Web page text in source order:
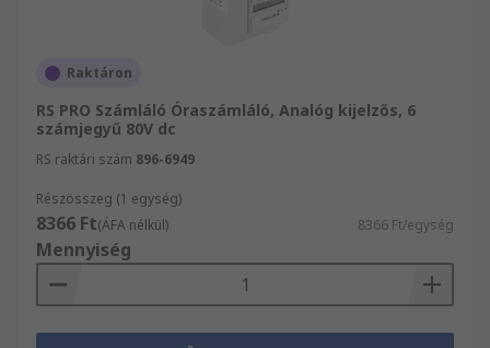
Raktáron
RS PRO Számláló Óraszámláló, Analóg kijelzős, 6
számjegyű 80V dc
RS raktári szám 896-6949
Részösszeg (1 egység)
8366 Ft(ÁFA nélkül) 8366 Ft/egység
Mennyiség